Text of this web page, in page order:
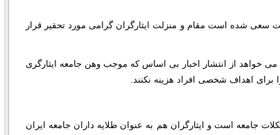
سعی شده است مقام و منزلت ایثارگران گرامی مورد تحقیر قرار
می خواهد از انتشار اخبار بی اساس که موجب وهن جامعه ایثارگری
برای اهداف شخصی افراد هزینه نکنند.
جامعه است و ایثارگران هم به عنوان طلایه داران جامعه ایران